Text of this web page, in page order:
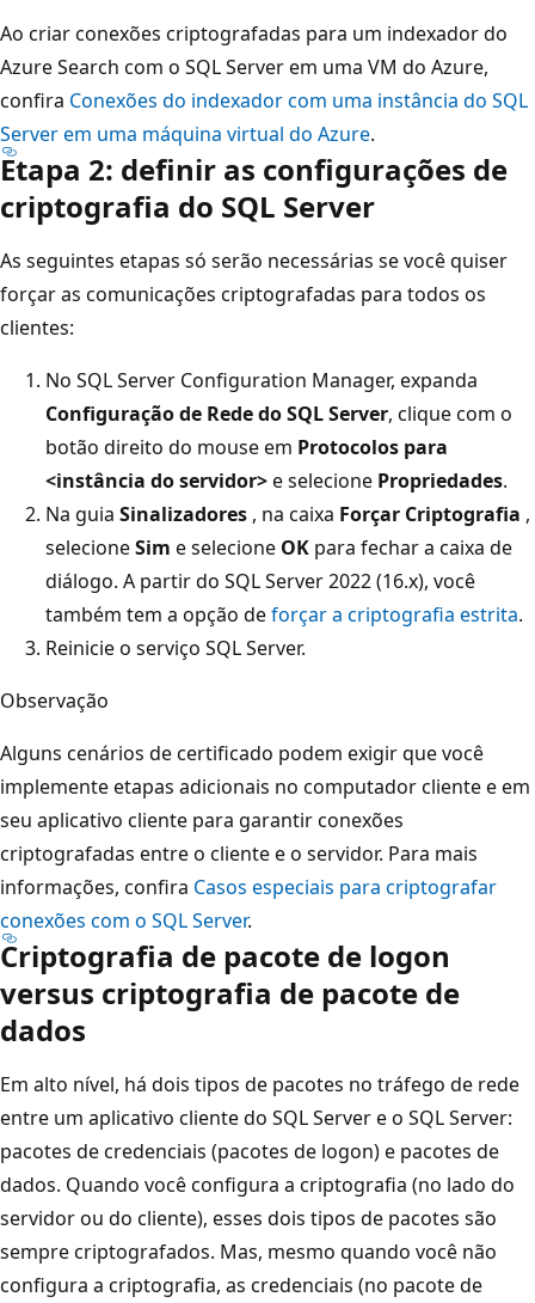
Ao criar conexões criptografadas para um indexador do
Azure Search com o SQL Server em uma VM do Azure,
confira Conexões do indexador com uma instância do SQL
Server em uma máquina virtual do Azure.
Etapa 2: definir as configurações de
criptografia do SQL Server
As seguintes etapas só serão necessárias se você quiser
forçar as comunicações criptografadas para todos os
clientes:
No SQL Server Configuration Manager, expanda
Configuração de Rede do SQL Server, clique com o
botão direito do mouse em Protocolos para
<instância do servidor>e selecione Propriedades.
Na guia Sinalizadores , na caixa Forçar Criptografia ,
selecioneSim e selecione OK para fechar a caixa de
diálogo. A partir do SQL Server 2022 (16.x), você
também tem a opção deforçar a criptografia estrita.
Reinicie o serviço SQL Server.
Observação
Alguns cenários de certificado podem exigir que você
implemente etapas adicionais no computador cliente e em
seu aplicativo cliente para garantir conexões
criptografadas entre o cliente e o servidor. Para mais
informações, confira Casos especiais para criptografar
conexões com o SQL Server.
Criptografia de pacote de logon
versus criptografia de pacote de
dados
Em alto nível, há dois tipos de pacotes no tráfego de rede
entre um aplicativo cliente do SQL Server e o SQL Server:
pacotes de credenciais (pacotes de logon) e pacotes de
dados. Quando você configura a criptografia (no lado do
servidor ou do cliente), esses dois tipos de pacotes são
sempre criptografados. Mas, mesmo quando você não
configura a criptografia, as credenciais (no pacote de